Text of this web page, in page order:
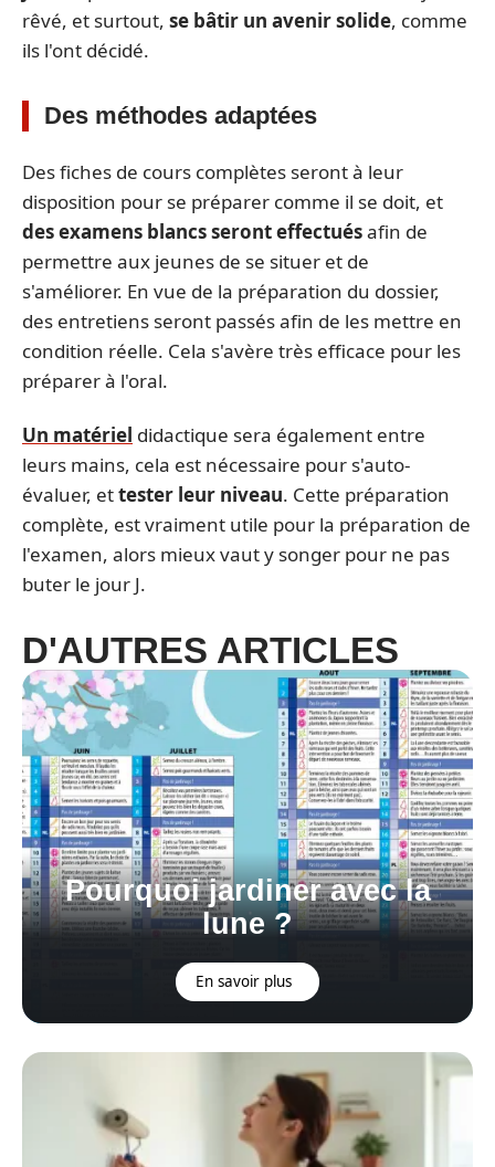
rêvé, et surtout, se bâtir un avenir solide, comme
ils l'ont décidé.
Des méthodes adaptées
Des fiches de cours complètes seront à leur
disposition pour se préparer comme il se doit, et
des examens blancs seront effectuésafin de
permettre aux jeunes de se situer et de
s'améliorer. En vue de la préparation du dossier,
des entretiens seront passés afin de les mettre en
condition réelle. Cela s'avère très efficace pour les
préparer à l'oral.
Un matériel didactique sera également entre
leurs mains, cela est nécessaire pour s'auto-
évaluer, ettester leur niveau. Cette préparation
complète, est vraiment utile pour la préparation de
l'examen, alors mieux vaut y songer pour ne pas
buter le jour J.
D'AUTRES ARTICLES
Pourquoi jardiner avec la
lune ?
En savoir plus